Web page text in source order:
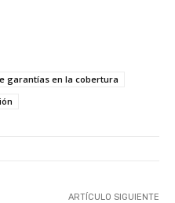
garantías en la cobertura
ARTÍCULO SIGUIENTE